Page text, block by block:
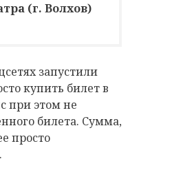
(г. Волхов)
запустили
купить билет в
при этом не
билета. Сумма,
просто